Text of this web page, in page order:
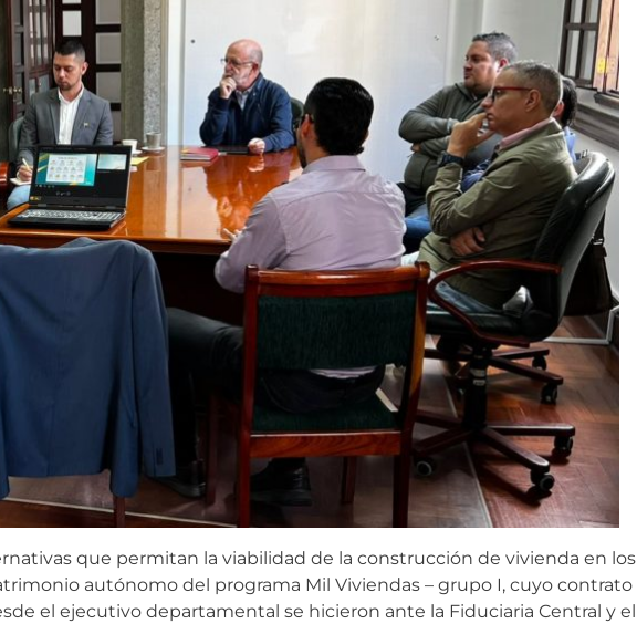
que permitan la viabilidad de la construcción de vivienda en los
autónomo del programa Mil Viviendas – grupo I, cuyo contrato
el ejecutivo departamental se hicieron ante la Fiduciaria Central y el